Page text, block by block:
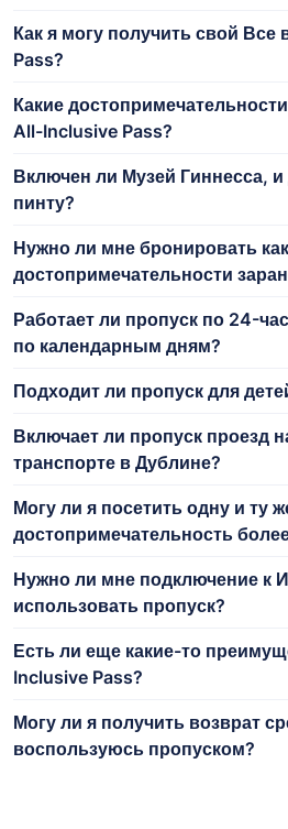
Как я могу получить свой Все
Pass?
Какие
All-Inclusive Pass?
Включен ли Музей Гиннесса,
пинту?
Нужно ли мне бронировать
достопримечательности
Работает ли пропуск по 24-
по календарным дням?
Подходит ли пропуск для
Включает ли пропуск проезд
транспорте в Дублине?
Могу ли я посетить одну и ту
достопримечательность
Нужно ли мне подключение к
использовать пропуск?
Есть ли еще какие-то
Inclusive Pass?
Могу ли я получить возврат
воспользуюсь пропуском?